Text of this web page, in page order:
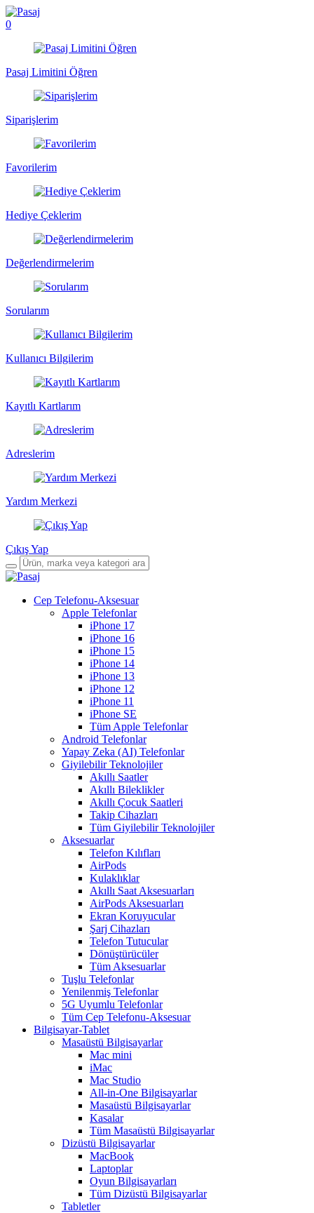
0
Pasaj Limitini Öğren
Siparişlerim
Favorilerim
Hediye Çeklerim
Değerlendirmelerim
Sorularım
Kullanıcı Bilgilerim
Kayıtlı Kartlarım
Adreslerim
Yardım Merkezi
Çıkış Yap
Cep Telefonu-Aksesuar
Apple Telefonlar
iPhone 17
iPhone 16
iPhone 15
iPhone 14
iPhone 13
iPhone 12
iPhone 11
iPhone SE
Tüm Apple Telefonlar
Android Telefonlar
Yapay Zeka (AI) Telefonlar
Giyilebilir Teknolojiler
Akıllı Saatler
Akıllı Bileklikler
Akıllı Çocuk Saatleri
Takip Cihazları
Tüm Giyilebilir Teknolojiler
Aksesuarlar
Telefon Kılıfları
AirPods
Kulaklıklar
Akıllı Saat Aksesuarları
AirPods Aksesuarları
Ekran Koruyucular
Şarj Cihazları
Telefon Tutucular
Dönüştürücüler
Tüm Aksesuarlar
Tuşlu Telefonlar
Yenilenmiş Telefonlar
5G Uyumlu Telefonlar
Tüm Cep Telefonu-Aksesuar
Bilgisayar-Tablet
Masaüstü Bilgisayarlar
Mac mini
iMac
Mac Studio
All-in-One Bilgisayarlar
Masaüstü Bilgisayarlar
Kasalar
Tüm Masaüstü Bilgisayarlar
Dizüstü Bilgisayarlar
MacBook
Laptoplar
Oyun Bilgisayarları
Tüm Dizüstü Bilgisayarlar
Tabletler